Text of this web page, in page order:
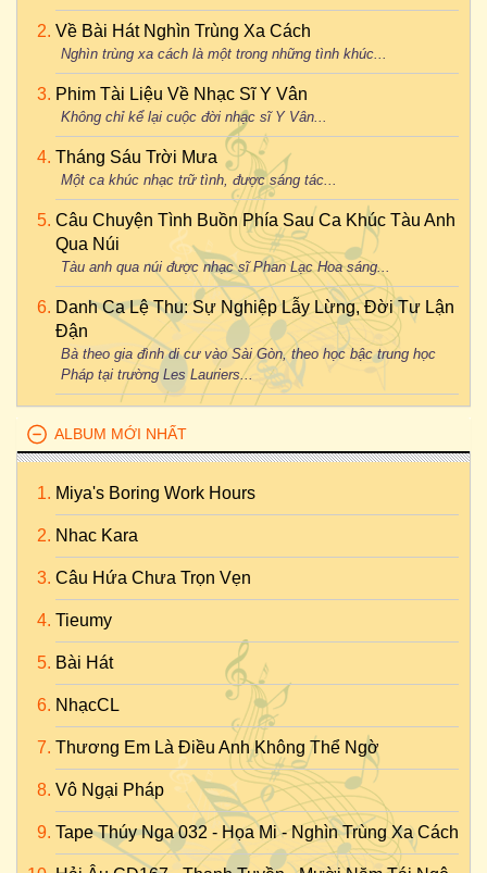
Về Bài Hát Nghìn Trùng Xa Cách
Nghìn trùng xa cách là một trong những tình khúc...
Phim Tài Liệu Về Nhạc Sĩ Y Vân
Không chỉ kể lại cuộc đời nhạc sĩ Y Vân...
Tháng Sáu Trời Mưa
Một ca khúc nhạc trữ tình, được sáng tác...
Câu Chuyện Tình Buồn Phía Sau Ca Khúc Tàu Anh
Qua Núi
Tàu anh qua núi được nhạc sĩ Phan Lạc Hoa sáng...
Danh Ca Lệ Thu: Sự Nghiệp Lẫy Lừng, Đời Tư Lận
Đận
Bà theo gia đình di cư vào Sài Gòn, theo học bậc trung học
Pháp tại trường Les Lauriers...
ALBUM MỚI NHẤT
Miya's Boring Work Hours
Nhac Kara
Câu Hứa Chưa Trọn Vẹn
Tieumy
Bài Hát
NhạcCL
Thương Em Là Điều Anh Không Thể Ngờ
Vô Ngại Pháp
Tape Thúy Nga 032 - Họa Mi - Nghìn Trùng Xa Cách